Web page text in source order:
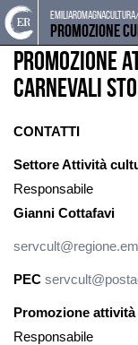
Torna
alla
home
page
Cerca
nel
sito
Salta
ai
contenuti
Salta
al
menu
principale
Promozione
CHI SIAMO
Promozione
Carnevali
CONTATTI
Settore Attività
Responsabile
Gianni Cottafavi
PEC
Promozione
Responsabile